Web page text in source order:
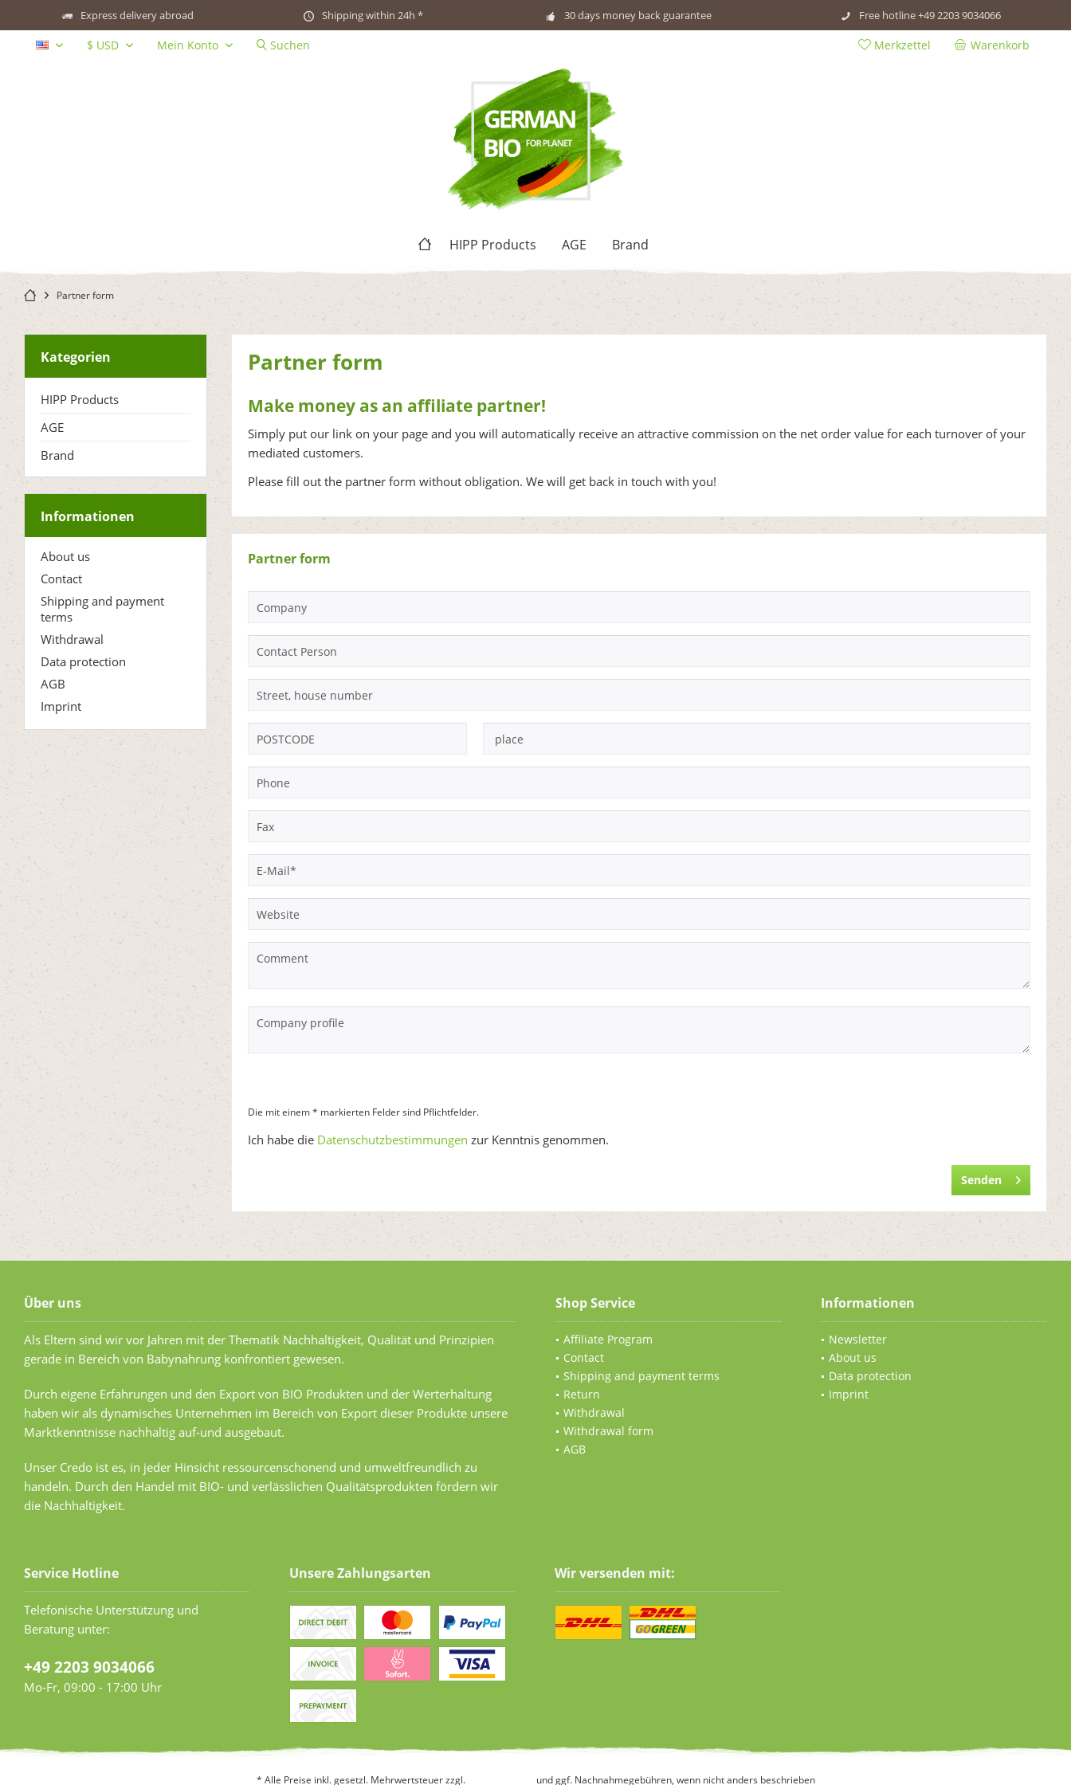
Express delivery abroad Shipping within 24h * 30 days money back guarantee Free hotline +49 2203 9034066
Warenkorb
Merkzettel
Mein Konto Suchen
HIPP Products AGE Brand
Partner form
Kategorien
HIPP Products
AGE
Brand
Informationen
About us
Contact
Shipping and payment
terms
Withdrawal
Data protection
AGB
Imprint
Partner form
Make money as an affiliate partner!
Simply put our link on your page and you will automatically receive an attractive commission on the net order value for each turnover of your
mediated customers.
Please fill out the partner form without obligation. We will get back in touch with you!
Partner form
Die mit einem * markierten Felder sind Pflichtfelder.
Ich habe die Datenschutzbestimmungen zur Kenntnis genommen.
Senden
Über uns
Als Eltern sind wir vor Jahren mit der Thematik Nachhaltigkeit, Qualität und Prinzipien
gerade in Bereich von Babynahrung konfrontiert gewesen.
Durch eigene Erfahrungen und den Export von BIO Produkten und der Werterhaltung
haben wir als dynamisches Unternehmen im Bereich von Export dieser Produkte unsere
Marktkenntnisse nachhaltig auf-und ausgebaut.
Unser Credo ist es, in jeder Hinsicht ressourcenschonend und umweltfreundlich zu
handeln. Durch den Handel mit BIO- und verlässlichen Qualitätsprodukten fördern wir
die Nachhaltigkeit.
Shop Service
Affiliate Program
Contact
Shipping and payment terms
Return
Withdrawal
Withdrawal form
AGB
Informationen
Newsletter
About us
Data protection
Imprint
Service Hotline
Telefonische Unterstützung und
Beratung unter:
+49 2203 9034066
Mo-Fr, 09:00 - 17:00 Uhr
Unsere Zahlungsarten Wir versenden mit:
* Alle Preise inkl. gesetzl. Mehrwertsteuer zzgl. und ggf. Nachnahmegebühren, wenn nicht anders beschrieben